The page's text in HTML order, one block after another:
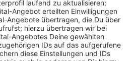
in Betrieb. Die zahlreichen
und Fahrzeuge
Die Modelldampf-
führt die beliebten
vor. Für Kinder dreht die